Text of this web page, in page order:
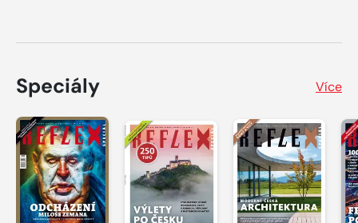
Speciály Více